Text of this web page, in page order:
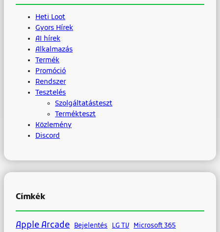
Heti Loot
Gyors Hírek
AI hírek
Alkalmazás
Termék
Promóció
Rendszer
Tesztelés
Szolgáltatásteszt
Termékteszt
Közlemény
Discord
Címkék
Apple Arcade Bejelentés LG TV Microsoft 365